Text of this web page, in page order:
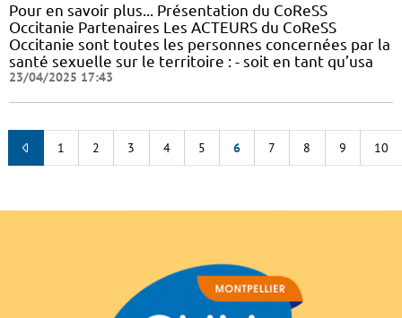
Pour en savoir plus... Présentation du CoReSS
Occitanie Partenaires Les ACTEURS du CoReSS
Occitanie sont toutes les personnes concernées par la
santé sexuelle sur le territoire : - soit en tant qu’usa
23/04/2025 17:43
1 2 3 4 5 6 7 8 9 10